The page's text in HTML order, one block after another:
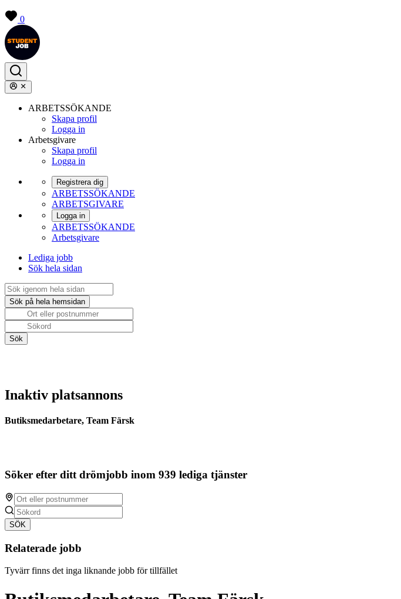
0
ARBETSSÖKANDE
Skapa profil
Logga in
Arbetsgivare
Skapa profil
Logga in
Registrera dig
ARBETSSÖKANDE
ARBETSGIVARE
Logga in
ARBETSSÖKANDE
Arbetsgivare
Lediga jobb
Sök hela sidan
Inaktiv platsannons
Butiksmedarbetare, Team Färsk
Söker efter ditt drömjobb inom 939 lediga tjänster
SÖK
Relaterade jobb
Tyvärr finns det inga liknande jobb för tillfället